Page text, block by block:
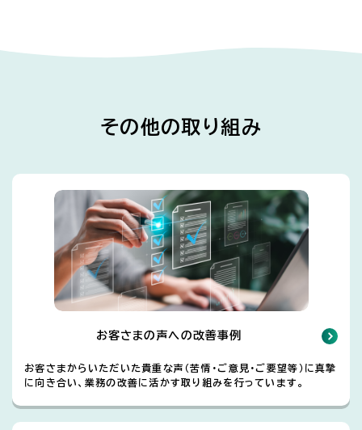
その他の取り組み
お客さまの声への改善事例
お客さまからいただいた貴重な声（苦情・ご意見・ご要望等）に真摯
に向き合い、業務の改善に活かす取り組みを行っています。